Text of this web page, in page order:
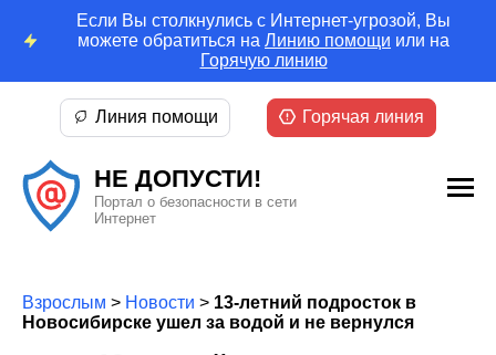
Если Вы столкнулись с Интернет-угрозой, Вы
можете обратиться на Линию помощи или на
Горячую линию
НЕ ДОПУСТИ!
Портал о безопасности в сети
Интернет
Линия помощи Горячая линия
Взрослым > Новости > 13-летний подросток в
Новосибирске ушел за водой и не вернулся